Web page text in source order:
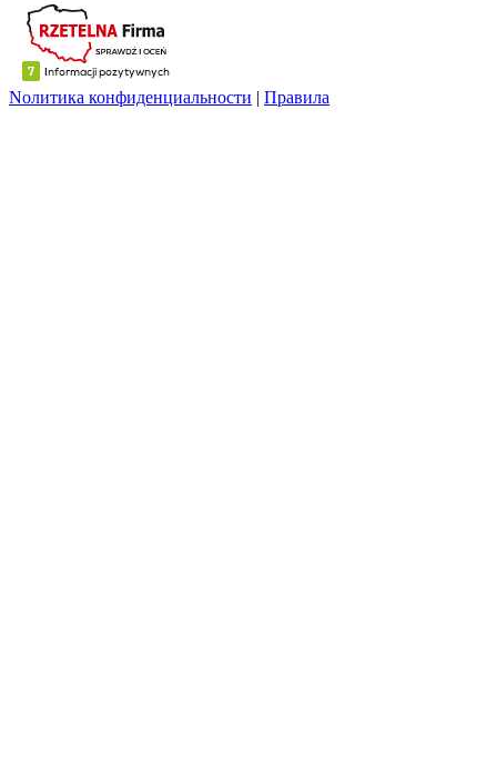
Nолитика конфиденциальности | Правила